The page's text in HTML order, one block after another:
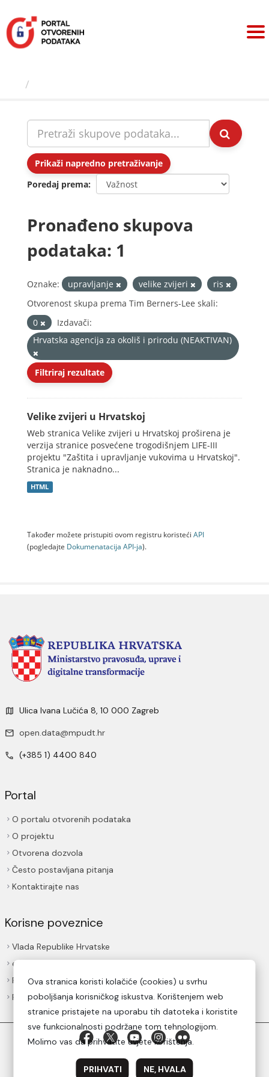
sadržaj
Prikaži napredno pretraživanje
Poredaj prema
Pronađeno skupova
podataka: 1
Oznake: upravljanje velike zvijeri
ris
Otvorenost skupa prema Tim Berners-Lee skali:
0
Izdavači:
Hrvatska agencija za okoliš i prirodu (NEAKTIVAN)
Filtriraj rezultate
Velike zvijeri u Hrvatskoj
Web stranica Velike zvijeri u Hrvatskoj proširena je
verzija stranice posvećene trogodišnjem LIFE-III
projektu "Zaštita i upravljanje vukovima u Hrvatskoj".
Stranica je naknadno...
HTML
Također možete pristupiti ovom registru koristeći API
(pogledajte Dokumenаtаcijа API-jа).